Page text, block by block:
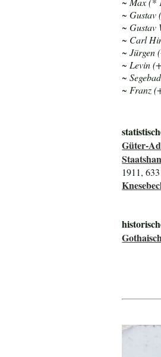
~ Gustav
~ Gustav
~ Carl
~ Jürgen
~ Levin
~
~ Franz
Güter-
1911, 633